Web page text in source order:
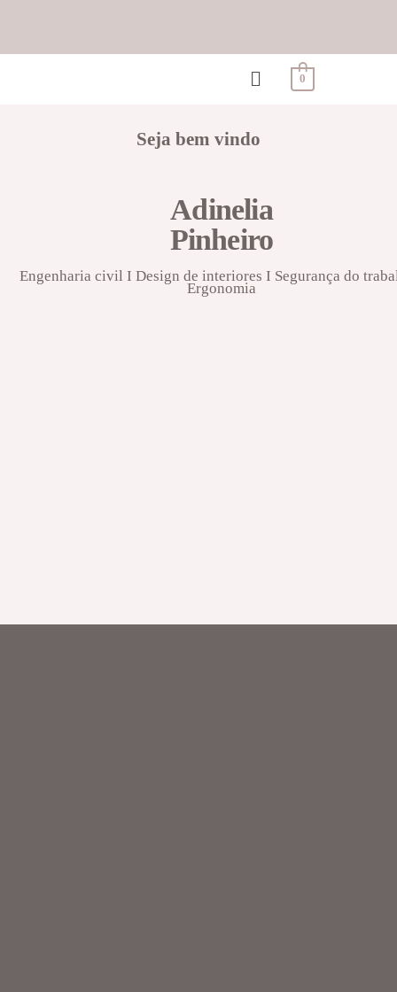
0
Seja bem vindo
Adinelia
Pinheiro
Engenharia civil I Design de interiores I Segurança do
Ergonomia